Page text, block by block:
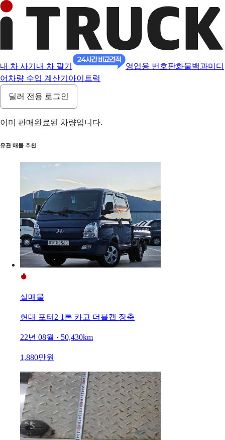
내 차 사기 내 차 팔기 영업용 번호판화물백과미디
어 차량 수입 계산기 아이트럭
딜러 전용 로그인
이미 판매완료된 차량입니다.
유관 매물 추천
실매물
현대 포터2 1톤 카고 더블캡 장축
22년 08월 · 50,430km
1,880만원